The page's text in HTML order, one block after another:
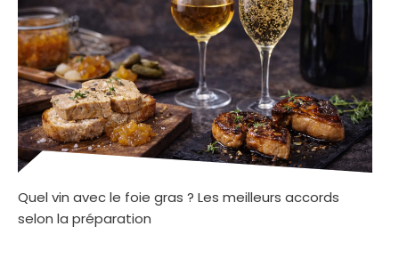
Quel vin avec le foie gras ? Les meilleurs accords
selon la préparation